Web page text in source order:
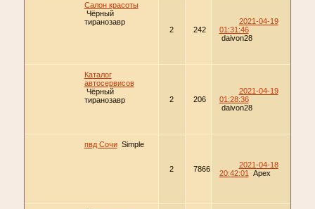
Салон красоты
Чёрный
тиранозавр
2
242
2021-04-19
01:31:46
daivon28
Каталог
автосервисов
Чёрный
тиранозавр
2 206
2021-04-19
01:28:36
daivon28
пвд Сочи Simple
2 7866
2021-04-18
20:42:01
Apex